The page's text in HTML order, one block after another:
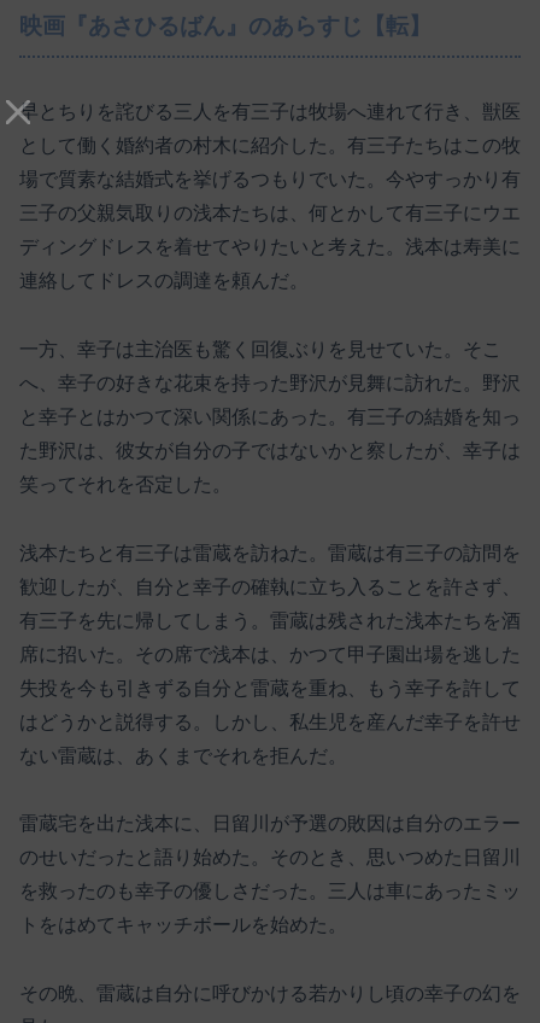
映画『あさひるばん』のあらすじ【転】
早とちりを詫びる三人を有三子は牧場へ連れて行き、獣医
として働く婚約者の村木に紹介した。有三子たちはこの牧
場で質素な結婚式を挙げるつもりでいた。今やすっかり有
三子の父親気取りの浅本たちは、何とかして有三子にウエ
ディングドレスを着せてやりたいと考えた。浅本は寿美に
連絡してドレスの調達を頼んだ。
一方、幸子は主治医も驚く回復ぶりを見せていた。そこ
へ、幸子の好きな花束を持った野沢が見舞に訪れた。野沢
と幸子とはかつて深い関係にあった。有三子の結婚を知っ
た野沢は、彼女が自分の子ではないかと察したが、幸子は
笑ってそれを否定した。
浅本たちと有三子は雷蔵を訪ねた。雷蔵は有三子の訪問を
歓迎したが、自分と幸子の確執に立ち入ることを許さず、
有三子を先に帰してしまう。雷蔵は残された浅本たちを酒
席に招いた。その席で浅本は、かつて甲子園出場を逃した
失投を今も引きずる自分と雷蔵を重ね、もう幸子を許して
はどうかと説得する。しかし、私生児を産んだ幸子を許せ
ない雷蔵は、あくまでそれを拒んだ。
雷蔵宅を出た浅本に、日留川が予選の敗因は自分のエラー
のせいだったと語り始めた。そのとき、思いつめた日留川
を救ったのも幸子の優しさだった。三人は車にあったミッ
トをはめてキャッチボールを始めた。
その晩、雷蔵は自分に呼びかける若かりし頃の幸子の幻を